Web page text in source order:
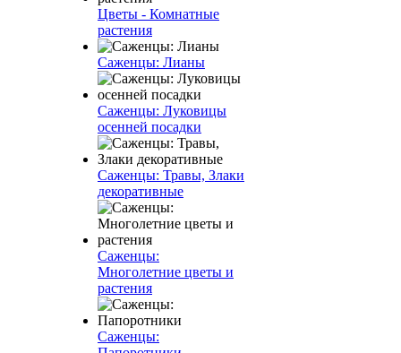
Цветы - Комнатные
растения
Саженцы: Лианы
Саженцы: Луковицы
осенней посадки
Саженцы: Травы, Злаки
декоративные
Саженцы:
Многолетние цветы и
растения
Саженцы: